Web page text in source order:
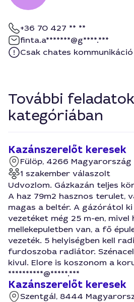
+36 70 427 ** **
finta.a*******@g****.***
Csak chates kommunikáció
További
kategóriában
Kazánszerelőt keresek
Fülöp, 4266 Magyarország
1 szakember válaszolt
Udvozlom. Gázkazán teljes
A haz 79m2 hasznos terulet,
magas a beltér. A gázórátol
vezetéket még 25 m-en,
mellekepuletben van, a fő
vezeték. 5 helyiségben kell
furdoszoba radiátor.
kivul. Elore is koszonom a
**********@*****.***
Kazánszerelőt keresek
Szentgál, 8444